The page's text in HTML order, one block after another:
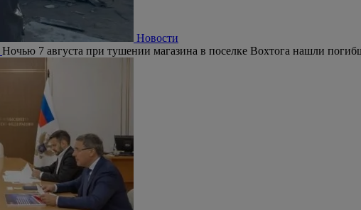
Новости
Ночью 7 августа при тушении магазина в поселке Вохтога нашли